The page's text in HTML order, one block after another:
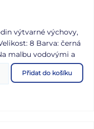
výtvarné výchovy,
8 Barva: černá
malbu vodovými a
různých ploch na
jsou uloženy v
Přidat do košíku